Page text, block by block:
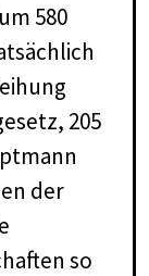
580
205
der
so